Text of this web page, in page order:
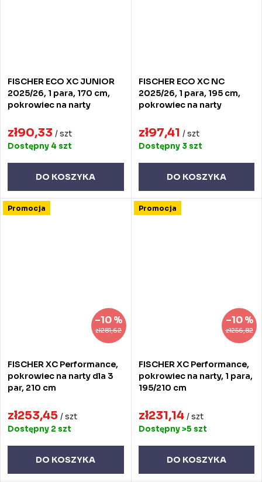
FISCHER ECO XC JUNIOR
2025/26, 1 para, 170 cm,
pokrowiec na narty
zł90,33 / szt
Dostępny 4 szt
DO KOSZYKA
FISCHER ECO XC NC
2025/26, 1 para, 195 cm,
pokrowiec na narty
zł97,41 / szt
Dostępny 3 szt
DO KOSZYKA
Promocja
zł281,62
–10 %
FISCHER XC Performance,
pokrowiec na narty dla 3
par, 210 cm
zł253,45 / szt
Dostępny 2 szt
DO KOSZYKA
Promocja
zł256,82
–10 %
FISCHER XC Performance,
pokrowiec na narty, 1 para,
195/210 cm
zł231,14 / szt
Dostępny>5 szt
DO KOSZYKA